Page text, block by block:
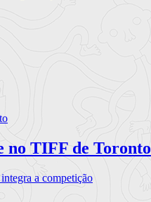
no TIFF de Toronto
a competição